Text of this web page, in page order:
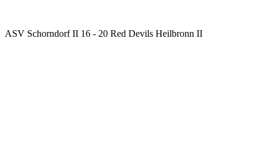
ASV Schorndorf II 16 - 20 Red Devils Heilbronn II